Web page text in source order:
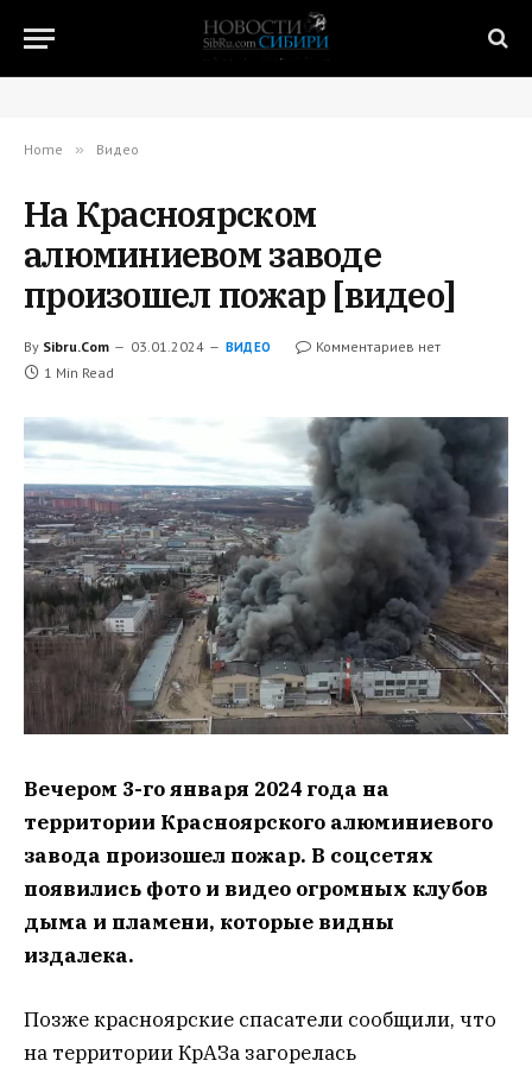
Home » Видео
На Красноярском
алюминиевом заводе
произошел пожар [видео]
By Sibru.Com 03.01.2024 ВИДЕО
Комментариев нет
1 Min Read
Вечером 3-го января 2024 года на
территории Красноярского алюминиевого
завода произошел пожар. В соцсетях
появились фото и видео огромных клубов
дыма и пламени, которые видны
издалека.
Позже красноярские спасатели сообщили, что
на территории КрАЗа загорелась